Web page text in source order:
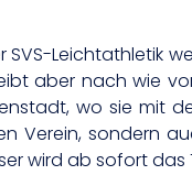
Leichtathletik
aber nach wie
wo sie mit
Verein, sondern
wird ab sofort das